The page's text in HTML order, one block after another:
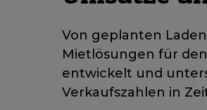
Von geplanten
Mietlösungen für
entwickelt und
Verkaufszahlen in